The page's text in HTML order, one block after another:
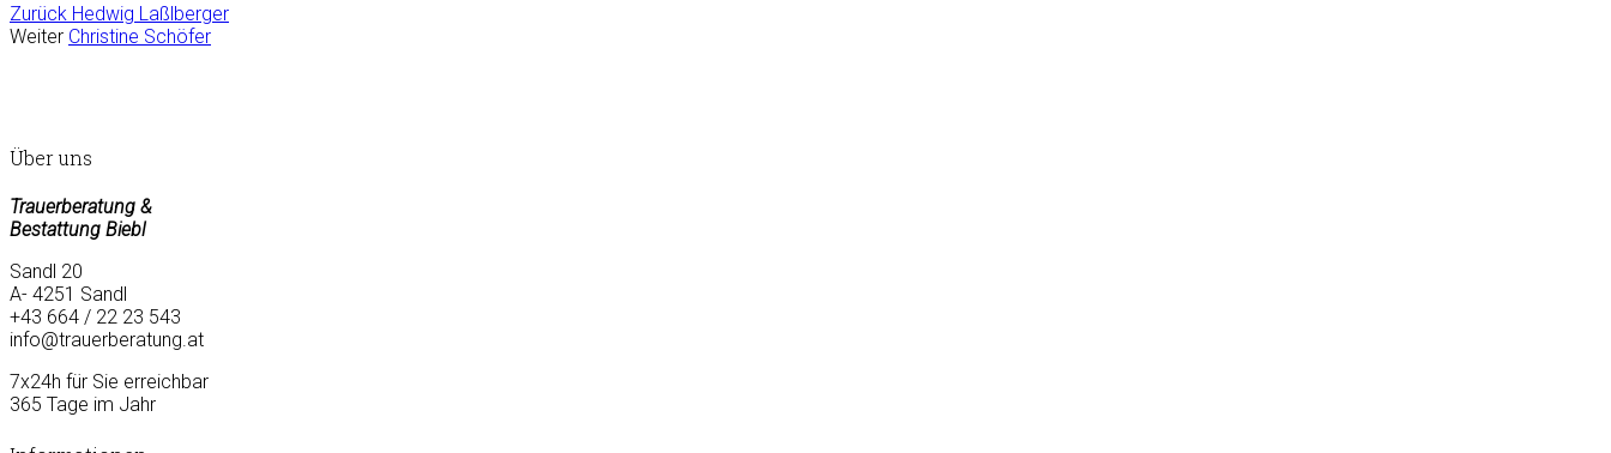
Zurück Hedwig Laßlberger
Weiter Christine Schöfer
Über uns
Trauerberatung &
Bestattung Biebl
Sandl 20
A- 4251 Sandl
+43 664 / 22 23 543
info@trauerberatung.at
7x24h für Sie erreichbar
365 Tage im Jahr